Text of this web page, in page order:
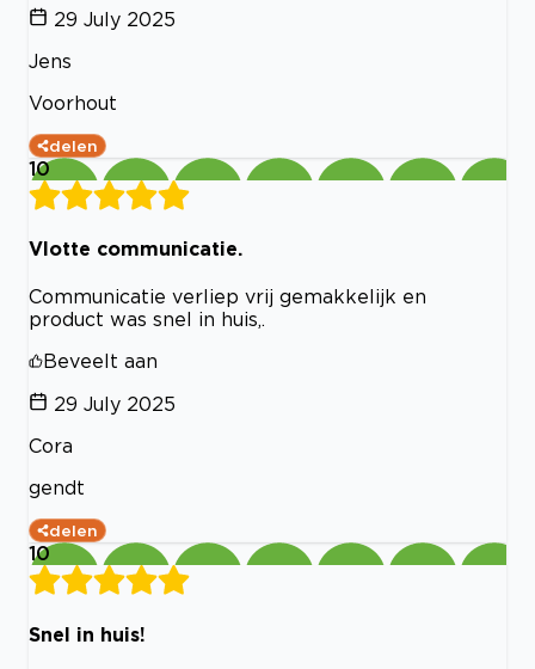
29 July 2025
Jens
Voorhout
delen
10
Vlotte communicatie.
Communicatie verliep vrij gemakkelijk en
product was snel in huis,.
Beveelt aan
29 July 2025
Cora
gendt
delen
10
Snel in huis!